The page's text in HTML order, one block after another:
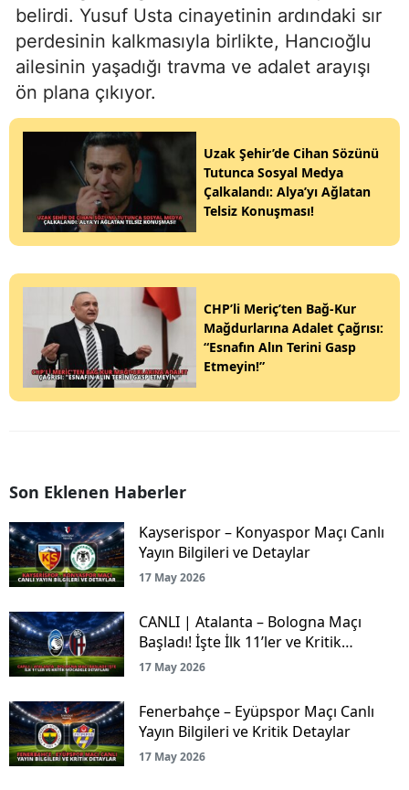
belirdi. Yusuf Usta cinayetinin ardındaki sır
perdesinin kalkmasıyla birlikte, Hancıoğlu
ailesinin yaşadığı travma ve adalet arayışı
ön plana çıkıyor.
Uzak Şehir’de Cihan Sözünü
Tutunca Sosyal Medya
Çalkalandı: Alya’yı Ağlatan
Telsiz Konuşması!
CHP’li Meriç’ten Bağ-Kur
Mağdurlarına Adalet Çağrısı:
“Esnafın Alın Terini Gasp
Etmeyin!”
Son Eklenen Haberler
Kayserispor – Konyaspor Maçı Canlı
Yayın Bilgileri ve Detaylar
17 May 2026
CANLI | Atalanta – Bologna Maçı
Başladı! İşte İlk 11’ler ve Kritik
Mücadele Detayları
17 May 2026
Fenerbahçe – Eyüpspor Maçı Canlı
Yayın Bilgileri ve Kritik Detaylar
17 May 2026